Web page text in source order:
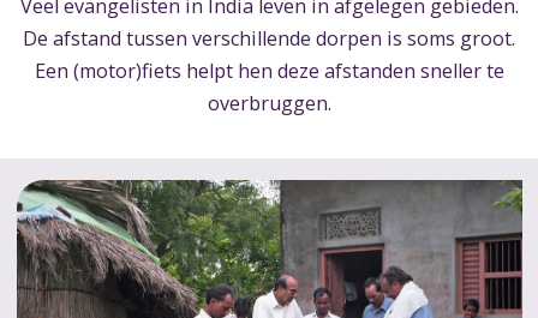
Veel evangelisten in India leven in afgelegen gebieden.
De afstand tussen verschillende dorpen is soms groot.
Een (motor)fiets helpt hen deze afstanden sneller te
overbruggen.